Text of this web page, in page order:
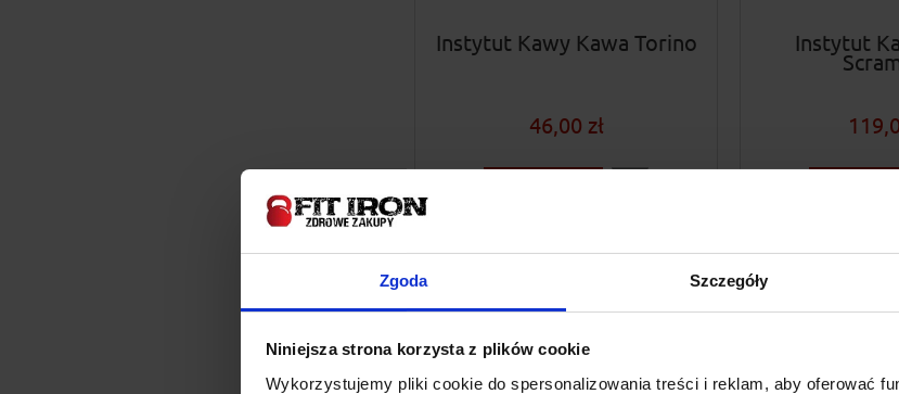
Zgoda Szczegóły
Niniejsza strona korzysta z plików cookie
Wykorzystujemy pliki cookie do spersonalizowania treści i reklam, aby oferować
Instytut Kawy Kawa Torino
46,00 zł
Instytut